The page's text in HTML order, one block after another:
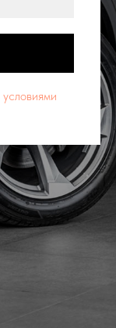
условиями